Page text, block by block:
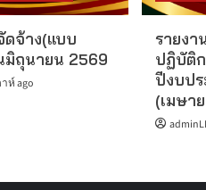
ดจ้าง(แบบ
มิถุนายน 2569
ห์ ago
รายง
ปฏิบัติ
ปีงบป
(เมษา